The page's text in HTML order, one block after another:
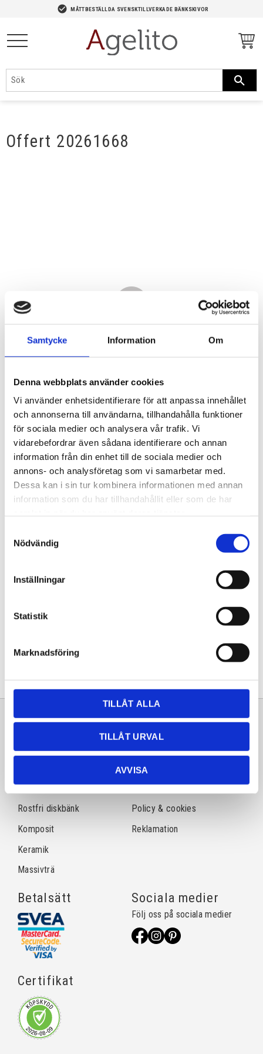
Samtycke Information Om
Denna webbplats använder cookies
Vi använder enhetsidentifierare för att anpassa innehållet
och annonserna till användarna, tillhandahålla funktioner
för sociala medier och analysera vår trafik. Vi
vidarebefordrar även sådana identifierare och annan
information från din enhet till de sociala medier och
annons- och analysföretag som vi samarbetar med.
Dessa kan i sin tur kombinera informationen med annan
information som du har tillhandahållit eller som de har
Nödvändig
Inställningar
Statistik
Marknadsföring
TILLÅT ALLA
TILLÅT URVAL
AVVISA
check_circle MÅTTBESTÄLLDA SVENSKTILLVERKADE BÄNKSKIVOR
Offert 20261668
6 520,00KR
Antal
Lagervara
Artikelnr
20261668
Sortiment
Natursten
Rostfri diskbänk
Komposit
Keramik
Massivträ
Information
Frågor & svar
Köpvillkor
Policy & cookies
Reklamation
Betalsätt
Certifikat
Sociala medier
Följ oss på sociala medier